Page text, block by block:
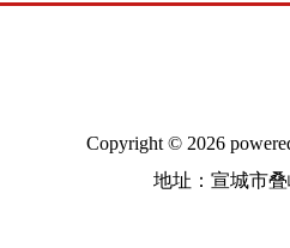
Copyright © 2026
地址：宣城市叠嶂